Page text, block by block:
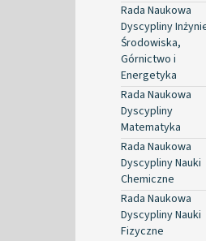
Rada Naukowa
Dyscypliny
Środowiska,
Górnictwo i
Energetyka
Rada Naukowa
Dyscypliny
Matematyka
Rada Naukowa
Dyscypliny Nauki
Chemiczne
Rada Naukowa
Dyscypliny Nauki
Fizyczne